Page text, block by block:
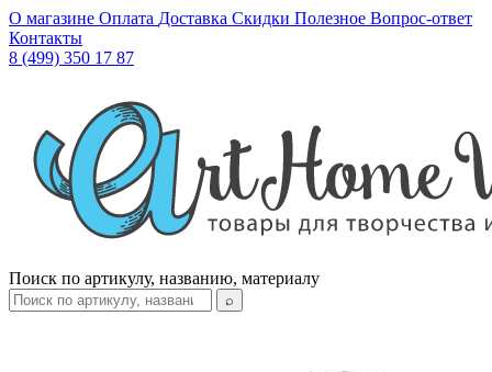
О магазине Оплата Доставка Скидки Полезное Вопрос-ответ
Контакты
8 (499) 350 17 87
Поиск по артикулу, названию, материалу
⌕